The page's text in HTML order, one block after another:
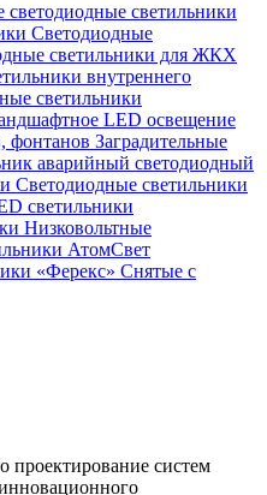
светодиодные светильники
Светодиодные
светильники для ЖКХ
внутреннего
светильники
LED освещение
фонтанов Заградительные
аварийный светодиодный
Светодиодные светильники
светильники
Низковольтные
АтомСвет
«Ферекс» Снятые с
систем